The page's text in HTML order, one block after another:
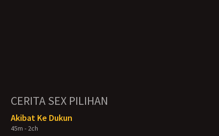
CERITA SEX PILIHAN
Akibat Ke Dukun
45m - 2ch